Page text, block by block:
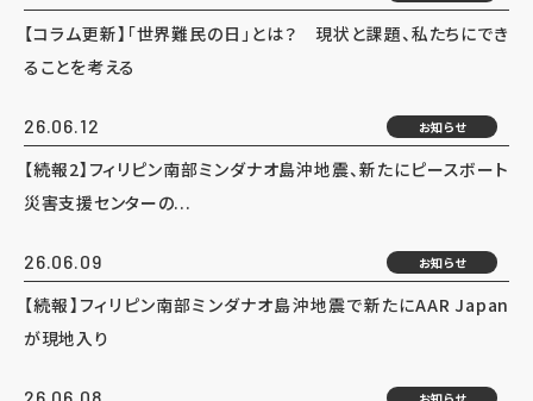
【コラム更新】「世界難民の日」とは？ 現状と課題、私たちにでき
ることを考える
26.06.12 お知らせ
【続報2】フィリピン南部ミンダナオ島沖地震、新たにピースボート
災害支援センターの...
26.06.09 お知らせ
【続報】フィリピン南部ミンダナオ島沖地震で新たにAAR Japan
が現地入り
お知らせ